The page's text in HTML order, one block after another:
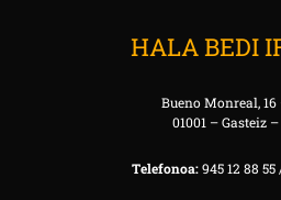
HALA BEDI
Bueno Monreal, 16
01001 – Gasteiz
Telefonoa:945 12 88 55